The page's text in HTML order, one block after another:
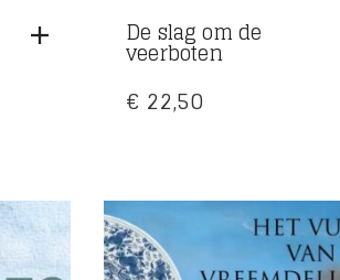
De slag om de
veerboten
€ 22,50